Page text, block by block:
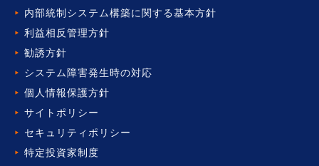
内部統制システム構築に関する基本方針
利益相反管理方針
勧誘方針
システム障害発生時の対応
個人情報保護方針
サイトポリシー
セキュリティポリシー
特定投資家制度